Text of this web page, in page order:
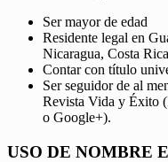
Ser mayor de edad
Residente legal en
Nicaragua, Costa
Contar con título
Ser seguidor de al
Revista Vida y Éxito
o Google+).
USO DE NOMBRE